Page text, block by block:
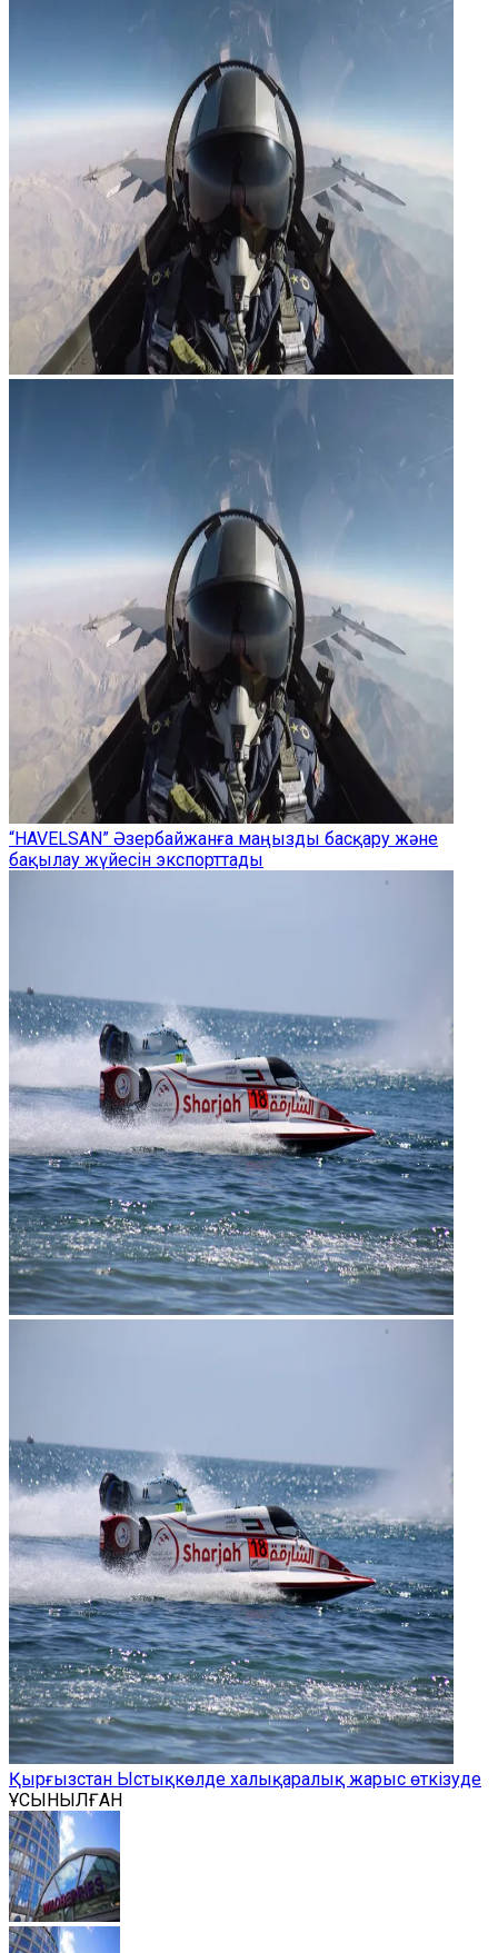
“HAVELSAN” Әзербайжанға маңызды басқару және
бақылау жүйесін экспорттады
Қырғызстан Ыстықкөлде халықаралық жарыс өткізуде
ҰСЫНЫЛҒАН